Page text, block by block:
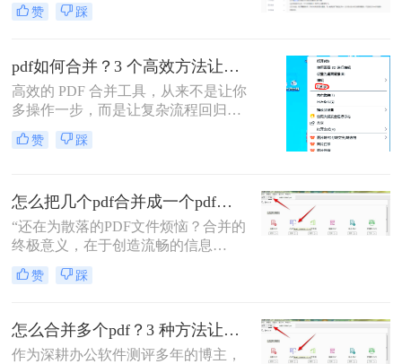
当我们面对需要整合多个PDF文档的
任务就成为了一个常见挑战。
赞 踩
pdf如何合并？3 个高效方法让办公效率翻倍！
高效的 PDF 合并工具，从来不是让你
多操作一步，而是让复杂流程回归简
单本质。职场中，谁没遇到过需要将
多个 PDF 文件合并的场景？项目报告
整合为完整文档。
赞 踩
怎么把几个pdf合并成一个pdf文件？合并文件的四大高效秘籍，总有一款适合你！
“还在为散落的PDF文件烦恼？合并的
终极意义，在于创造流畅的信息
流。”身为一名深耕电脑办公软件测
评多年的博主，我深知高效处理文档
点。面对数十份零散的PDF——可能
是项目报告的不同章节、分散的合同
附件，或是零散的参考资料
赞 踩
怎么合并多个pdf？3 种方法让效率翻倍”！
作为深耕办公软件测评多年的博主，